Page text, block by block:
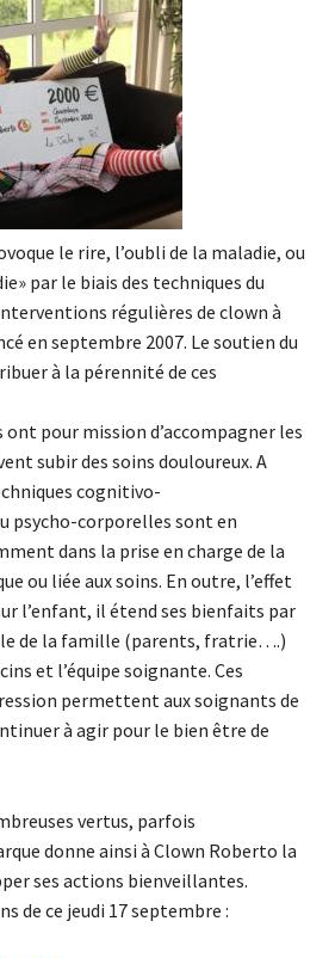
le rire, l’oubli de la maladie, ou
par le biais des techniques du
régulières de clown à
en septembre 2007. Le soutien du
à la pérennité de ces
pour mission d’accompagner les
subir des soins douloureux. A
cognitivo-
psycho-corporelles sont en
dans la prise en charge de la
ou liée aux soins. En outre, l’effet
l’enfant, il étend ses bienfaits par
de la famille (parents, fratrie….)
et l’équipe soignante. Ces
permettent aux soignants de
à agir pour le bien être de
vertus, parfois
donne ainsi à Clown Roberto la
ses actions bienveillantes.
de ce jeudi 17 septembre :